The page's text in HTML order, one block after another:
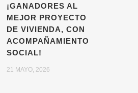
¡GANADORES AL
MEJOR PROYECTO
DE VIVIENDA, CON
ACOMPAÑAMIENTO
SOCIAL!
21 MAYO, 2026